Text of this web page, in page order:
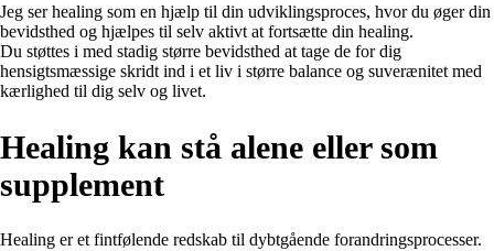
Jeg ser healing som en hjælp til din udviklingsproces, hvor du øger din
bevidsthed og hjælpes til selv aktivt at fortsætte din healing.
Du støttes i med stadig større bevidsthed at tage de for dig
hensigtsmæssige skridt ind i et liv i større balance og suverænitet med
kærlighed til dig selv og livet.
Healing kan stå alene eller som
supplement
Healing er et fintfølende redskab til dybtgående forandringsprocesser.